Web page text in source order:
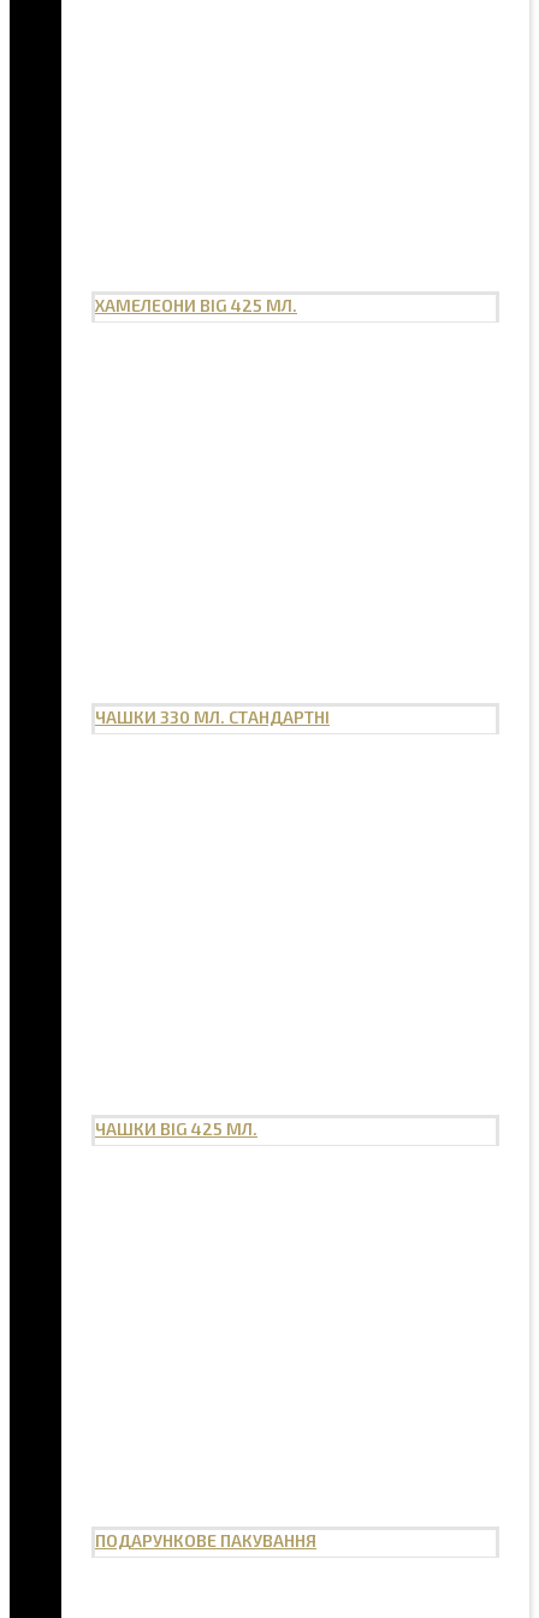
ХАМЕЛЕОНИ BIG 425 МЛ.
ЧАШКИ 330 МЛ. СТАНДАРТНІ
ЧАШКИ BIG 425 МЛ.
ПОДАРУНКОВЕ ПАКУВАННЯ